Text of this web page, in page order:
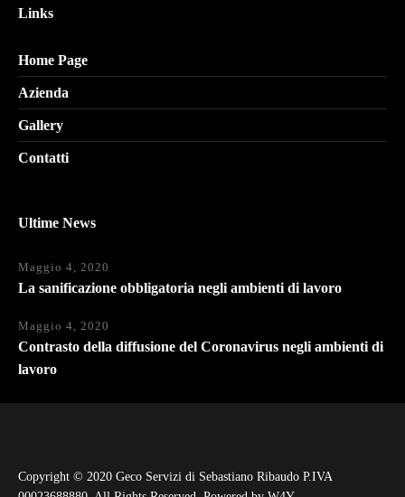
Links
Home Page
Azienda
Gallery
Contatti
Ultime News
Maggio 4, 2020
La sanificazione obbligatoria negli ambienti di lavoro
Maggio 4, 2020
Contrasto della diffusione del Coronavirus negli ambienti di
lavoro
Copyright © 2020 Geco Servizi di Sebastiano Ribaudo P.IVA